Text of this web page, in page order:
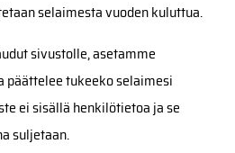
selaimesta vuoden kuluttua.
sivustolle, asetamme
päättelee tukeeko selaimesi
ei sisällä henkilötietoa ja se
suljetaan.